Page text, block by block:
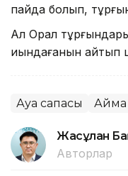
пайда болып,
Ал Орал
қиындағанын
Ауа сапасы Аймақ
Жасұлан
Авторлар